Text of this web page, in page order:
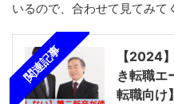
いるので、合わせて見てみて
関連記事
【2024
き転職エ
転職向け】